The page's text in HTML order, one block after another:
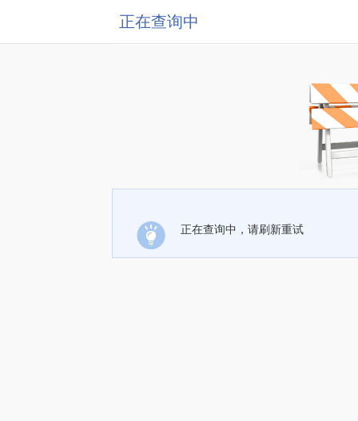
正在查询中
正在查询中，请刷新重试